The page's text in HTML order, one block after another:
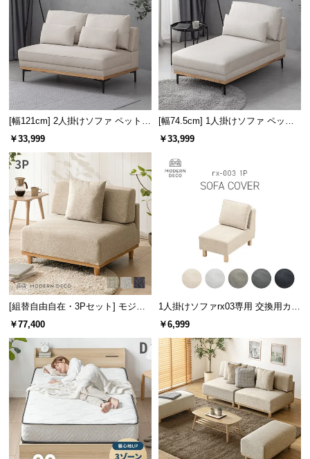
客
ー
ト
ら
せ
ブ
ロ
グ
情
報
[幅121cm] 2人掛けソファ ペット対
応生地
￥33,999
[幅74.5cm] 1人掛けソファ ペット
対応生地
￥33,999
[組替自由自在・3Pセット] モジュ
ールソファ アームレス 天然木脚
￥77,400
1人掛けソファrx03専用 交換用カバ
ー
￥6,999